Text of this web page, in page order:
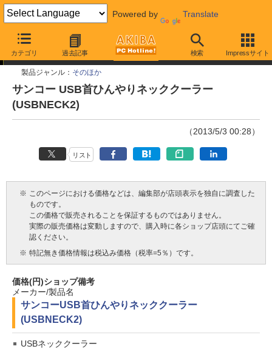
Powered by Translate
カテゴリ 過去記事 検索 Impressサイト
今週見つけた新製品
製品ジャンル： そのほか
サンコー USB首ひんやりネッククーラー
(USBNECK2)
（2013/5/3 00:28）
リスト
※ このページにおける価格などは、編集部が店頭表示を独自に調査した
ものです。
この価格で販売されることを保証するものではありません。
実際の販売価格は変動しますので、購入時に各ショップ店頭にてご確
認ください。
※ 特記無き価格情報は税込み価格（税率=5％）です。
価格(円)ショップ備考
メーカー/製品名
サンコーUSB首ひんやりネッククーラー
(USBNECK2)
USBネッククーラー